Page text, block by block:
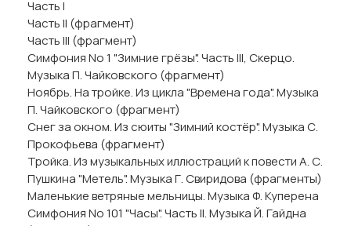
Часть I
Часть II (фрагмент)
Часть III (фрагмент)
Симфония No 1 "Зимние грёзы". Часть III, Скерцо.
Музыка П. Чайковского (фрагмент)
Ноябрь. На тройке. Из цикла "Времена года". Музыка
П. Чайковского (фрагмент)
Снег за окном. Из сюиты "Зимний костёр". Музыка С.
Прокофьева (фрагмент)
Тройка. Из музыкальных иллюстраций к повести А. С.
Пушкина "Метель". Музыка Г. Свиридова (фрагменты)
Маленькие ветряные мельницы. Музыка Ф. Куперена
Симфония No 101 "Часы". Часть II. Музыка Й. Гайдна